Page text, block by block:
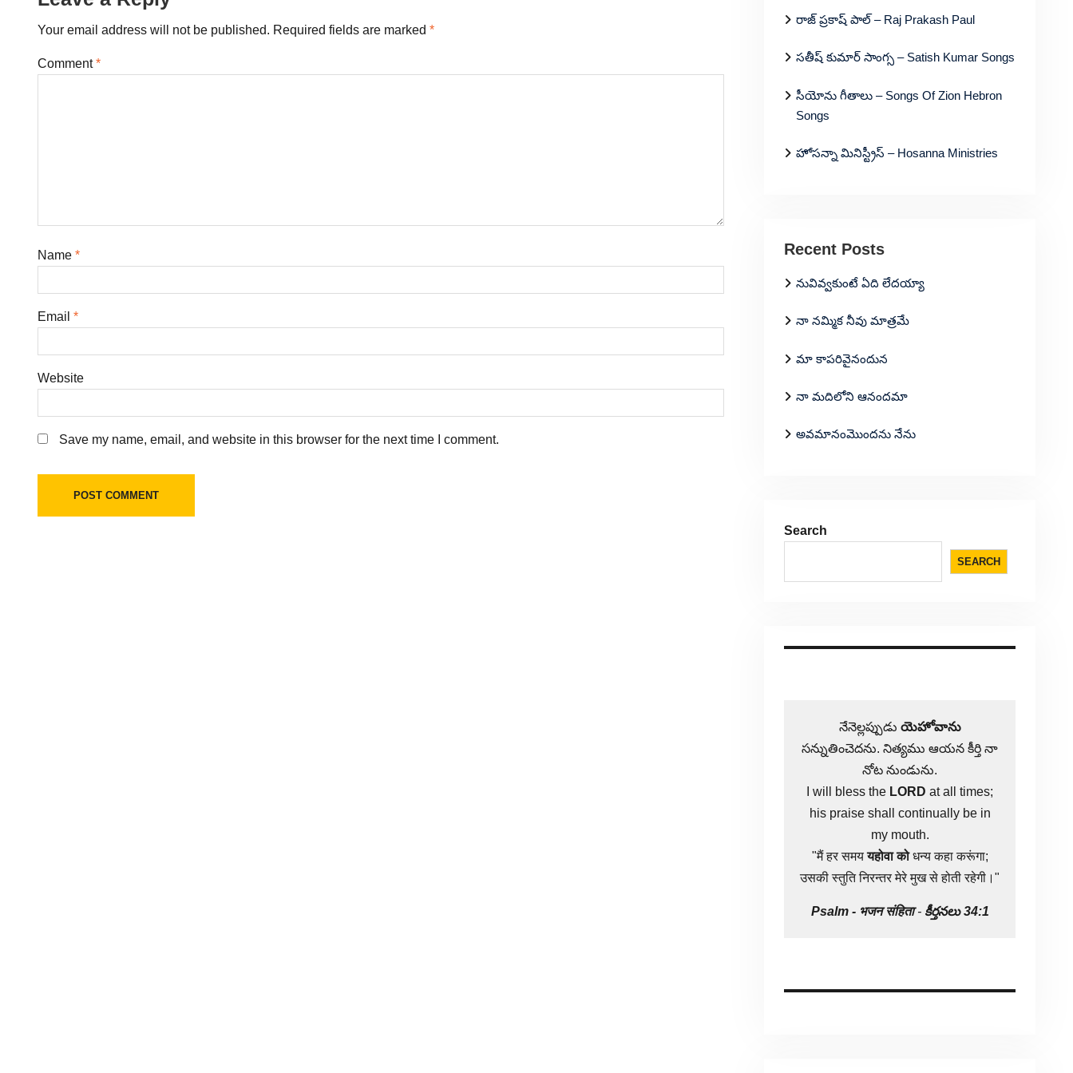
Your email address will not be published. Required fields are marked *
Comment*
Name *
Email *
Website
Save my name, email, and website in this browser for the next time I comment.
రాజ్ ప్రకాష్ పాల్ – Raj Prakash Paul
సతీష్ కుమార్ సాంగ్స – Satish Kumar Songs
సీయోను గీతాలు – Songs Of Zion Hebron
Songs
హోసన్నా మినిస్ట్రీస్ – Hosanna Ministries
Recent Posts
నువివ్వకుంటే ఏది లేదయ్యా
నా నమ్మిక నీవు మాత్రమే
మా కాపరివైనందున
నా మదిలోని ఆనందమా
అవమానంమొందను నేను
Search
SEARCH
నేనెల్లప్పుడు యెహోవాను
సన్నుతించెదను. నిత్యము ఆయన కీర్తి నా
నోట నుండును.
I will bless the LORD at all times;
his praise shall continually be in
my mouth.
"मैं हर समययहोवा कोधन्य कहा करूंगा;
उसकी स्तुति निरन्तर मेरे मुख से होती रहेगी।"
Psalm - भजन संहिता- కీర్తనలు 34:1